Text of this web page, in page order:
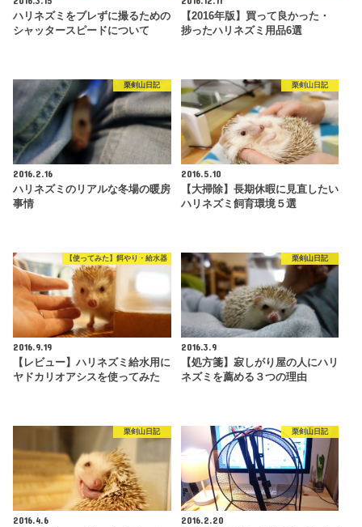
ハリネズミをブレずに撮るための
シャッタースピードについて
【2016年版】買って良かった・
捗ったハリネズミ用品6選
栗剣山日記
2016.2.16
ハリネズミのリアルな冬場の暖房
事情
栗剣山日記
2016.5.10
【大掃除】長期休暇に見直したい
ハリネズミ飼育環境５選
【使ってみた】餌やり・給水器
2016.9.19
【レビュー】ハリネズミ給水用に
ヤドカリオアシスを使ってみた
栗剣山日記
2016.3.9
【処方箋】寂しがり屋の人にハリ
ネズミを薦める３つの理由
栗剣山日記
2016.4.6
栗剣山日記
2016.2.20